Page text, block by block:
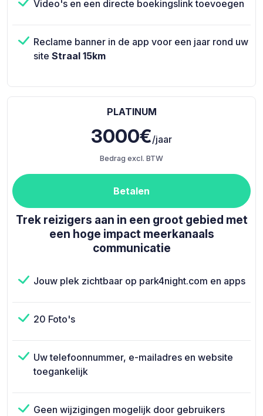
Video's en een directe boekingslink toevoegen
Reclame banner in de app voor een jaar rond uw
site Straal 15km
PLATINUM
3000€/jaar
Bedrag excl. BTW
Betalen
Trek reizigers aan in een groot gebied met
een hoge impact meerkanaals
communicatie
Jouw plek zichtbaar op park4night.com en apps
20 Foto's
Uw telefoonnummer, e-mailadres en website
toegankelijk
Geen wijzigingen mogelijk door gebruikers